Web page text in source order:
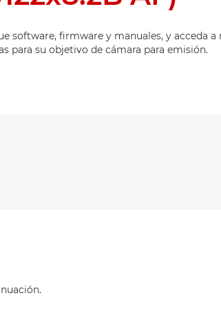
software, firmware y manuales, y acceda a
para su objetivo de cámara para emisión.